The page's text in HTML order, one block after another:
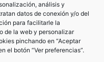
análisis y
datos de conexión y/o del
para facilitarle la
de la web y personalizar
pinchando en “Aceptar
el botón “Ver preferencias”.
siguientes comentarios